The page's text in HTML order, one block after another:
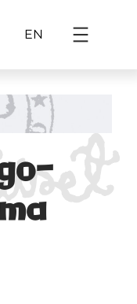
EN